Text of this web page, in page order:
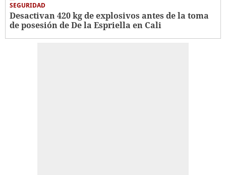
SEGURIDAD
Desactivan 420 kg de explosivos antes de la toma
de posesión de De la Espriella en Cali